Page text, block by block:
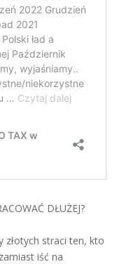
DŁUŻEJ?
złotych straci ten, kto
iść na